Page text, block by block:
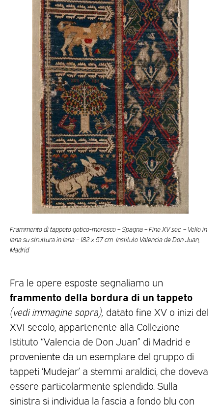
Frammento di tappeto gotico-moresco – Spagna – Fine XV sec. – Vello in
lana su struttura in lana – 182 x 57 cm Instituto Valencia de Don Juan,
Madrid
Fra le opere esposte segnaliamo un
frammento della bordura di un tappeto
(vedi immagine sopra), datato fine XV o inizi del
XVI secolo, appartenente alla Collezione
Istituto “Valencia de Don Juan” di Madrid e
proveniente da un esemplare del gruppo di
tappeti ‘Mudejar’ a stemmi araldici, che doveva
essere particolarmente splendido. Sulla
sinistra si individua la fascia a fondo blu con